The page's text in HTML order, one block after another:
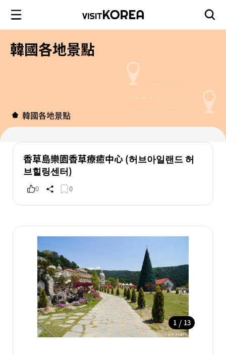
韓國各地景點
韓國各地景點
香草島樂園香草療癒中心 (허브아일랜드 허
브힐링센터)
0 0
1 / 13